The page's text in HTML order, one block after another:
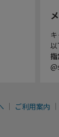
ご利用案内